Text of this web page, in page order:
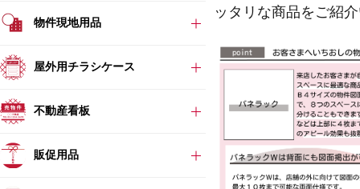
物件現地用品
屋外用チラシケース
不動産看板
販促用品
ッタリな商品をご紹